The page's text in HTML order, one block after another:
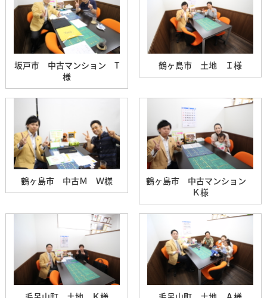
坂戸市 中古マンション T
様
鶴ヶ島市 土地 Ｉ様
鶴ヶ島市 中古Ｍ Ｗ様
鶴ヶ島市 中古マンション
Ｋ様